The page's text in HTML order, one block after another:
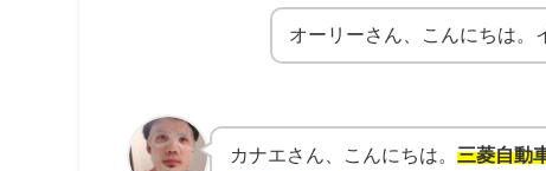
オーリーさん、こんにちは。
カナエさん、こんにちは。 三菱自動